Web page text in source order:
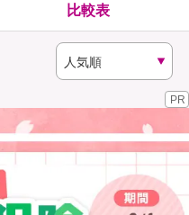
業員さま向け
訪問相談
比較表
PR